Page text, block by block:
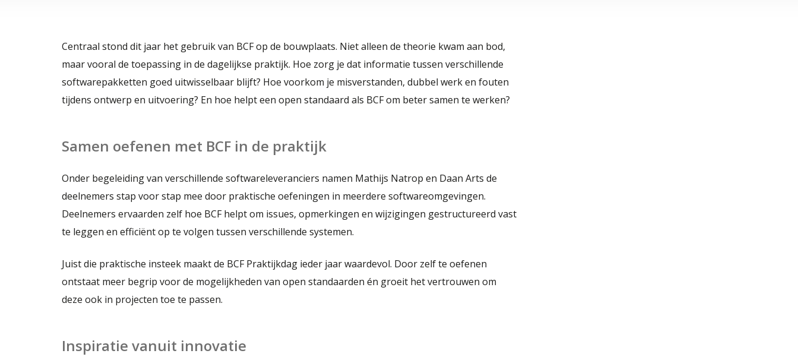
Centraal stond dit jaar het gebruik van BCF op de bouwplaats. Niet alleen de theorie kwam aan bod,
maar vooral de toepassing in de dagelijkse praktijk. Hoe zorg je dat informatie tussen verschillende
softwarepakketten goed uitwisselbaar blijft? Hoe voorkom je misverstanden, dubbel werk en fouten
tijdens ontwerp en uitvoering? En hoe helpt een open standaard als BCF om beter samen te werken?
Samen oefenen met BCF in de praktijk
Onder begeleiding van verschillende softwareleveranciers namen Mathijs Natrop en Daan Arts de
deelnemers stap voor stap mee door praktische oefeningen in meerdere softwareomgevingen.
Deelnemers ervaarden zelf hoe BCF helpt om issues, opmerkingen en wijzigingen gestructureerd vast
te leggen en efficiënt op te volgen tussen verschillende systemen.
Juist die praktische insteek maakt de BCF Praktijkdag ieder jaar waardevol. Door zelf te oefenen
ontstaat meer begrip voor de mogelijkheden van open standaarden én groeit het vertrouwen om
deze ook in projecten toe te passen.
Inspiratie vanuit innovatie